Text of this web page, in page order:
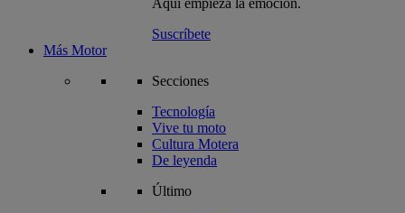
Aquí empieza la emoción.
Suscríbete
Más Motor
Secciones
Tecnología
Vive tu moto
Cultura Motera
De leyenda
Último